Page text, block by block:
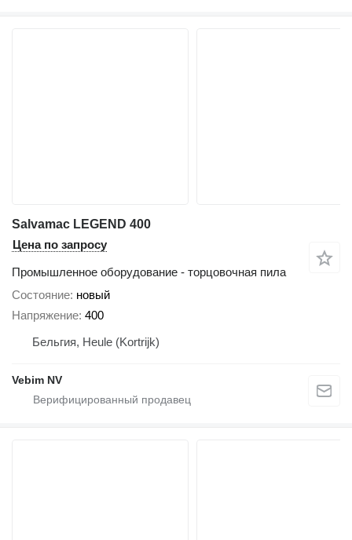
Salvamac LEGEND 400
Цена по запросу
Промышленное оборудование - торцовочная пила
Состояние новый
Напряжение 400
Бельгия, Heule (Kortrijk)
Vebim NV